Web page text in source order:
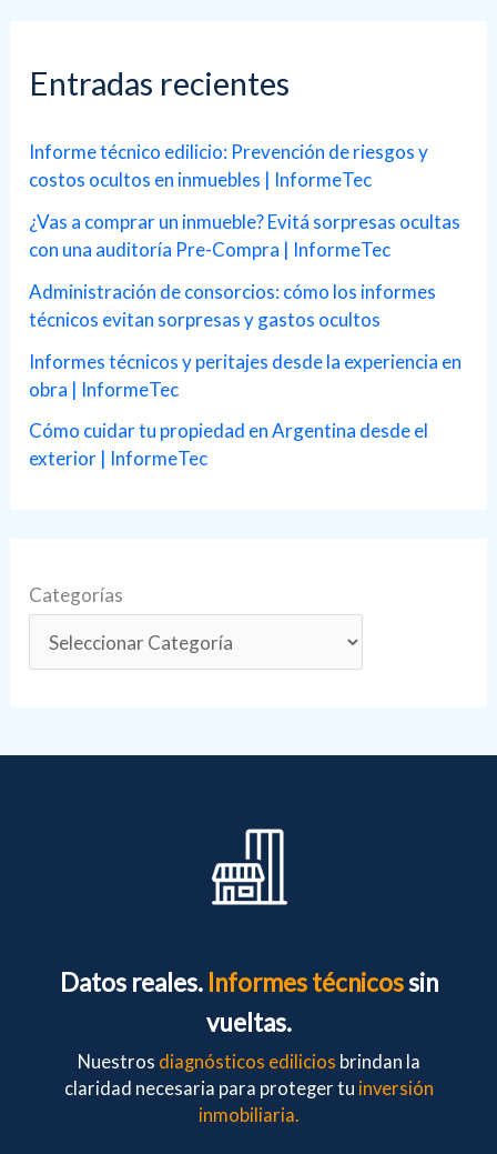
a
p
o
r
:
Entradas recientes
Informe técnico edilicio: Prevención de riesgos y
costos ocultos en inmuebles | InformeTec
¿Vas a comprar un inmueble? Evitá sorpresas ocultas
con una auditoría Pre-Compra | InformeTec
Administración de consorcios: cómo los informes
técnicos evitan sorpresas y gastos ocultos
Informes técnicos y peritajes desde la experiencia en
obra | InformeTec
Cómo cuidar tu propiedad en Argentina desde el
exterior | InformeTec
Categorías
Datos reales. Informes técnicossin
vueltas.
Nuestros diagnósticos edilicios brindan la
claridad necesaria para proteger tu inversión
inmobiliaria.